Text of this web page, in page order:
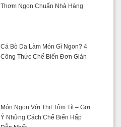
Thơm Ngon Chuẩn Nhà Hàng
Cá Bò Da Làm Món Gì Ngon? 4
Công Thức Chế Biến Đơn Giản
Món Ngon Với Thịt Tôm Tít – Gợi
Ý Những Cách Chế Biến Hấp